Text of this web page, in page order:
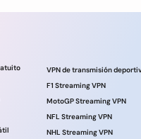
F1 Streaming VPN
MotoGP Streaming VPN
NFL Streaming VPN
NHL Streaming VPN